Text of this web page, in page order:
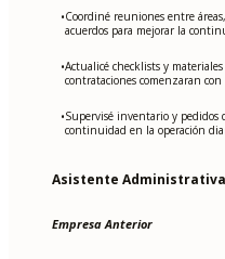
•Coordiné reuniones entre
acuerdos para mejorar la
•Actualicé checklists y
contrataciones comenzaran con
•Supervisé inventario y
continuidad en la operación
Asistente Administrativa
Empresa Anterior